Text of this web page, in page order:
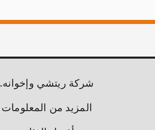
شركة ريتشي وإخوانه.
المزيد من المعلومات